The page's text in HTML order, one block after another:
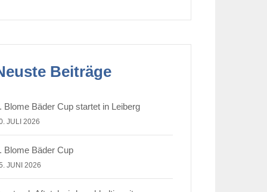
Beiträge
Blome Bäder Cup startet in Leiberg
JULI 2026
Blome Bäder Cup
JUNI 2026